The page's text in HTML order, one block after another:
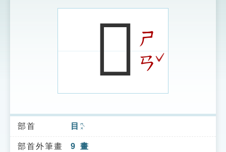
索引選單
知識索引
示
𥈚ㄕ
ㄢ ˇ
部首 目 ㄇㄨˋ
部首外筆畫 9 畫